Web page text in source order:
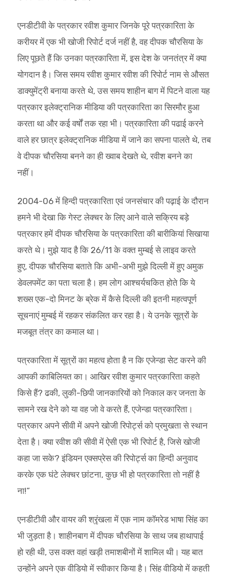
एनडीटीवी के पत्रकार रवीश कुमार जिनके पूरे पत्रकारिता के
करीयर में एक भी खोजी रिपोर्ट दर्ज नहीं है, वह दीपक चौरसिया के
लिए पूछते हैं कि उनका पत्रकारिता में, इस देश के जनतंत्र में क्या
योगदान है। जिस समय रवीश कुमार रवीश की रिपोर्ट नाम से औसत
डाक्युमेंट्री बनाया करते थे, उस समय शाहीन बाग में पिटने वाला यह
पत्रकार इलेक्ट्रानिक मीडिया की पत्रकारिता का सिरमौर हुआ
करता था और कई वर्षों तक रहा भी। पत्रकारिता की पढाई करने
वाले हर छात्र इलेक्ट्रानिक मीडिया में जाने का सपना पालते थे, तब
वे दीपक चौरसिया बनने का ही ख्वाब देखते थे, रवीश बनने का
नहीं।
2004-06 में हिन्दी पत्रकारिता एवं जनसंचार की पढ़ाई के दौरान
हमने भी देखा कि गेस्ट लेक्चर के लिए आने वाले सक्रिय बड़े
पत्रकार हमें दीपक चौरसिया के पत्रकारिता की बारीकियां सिखाया
करते थे। मुझे याद है कि 26/11 के वक्त मुम्बई से लाइव करते
हुए, दीपक चौरसिया बताते कि अभी-अभी मुझे दिल्ली में हुए अमुक
डेवलपमेंट का पता चला है। हम लोग आश्चर्यचकित होते कि ये
शख्स एक-दो मिनट के ब्रेक में कैसे दिल्ली की इतनी महत्वपूर्ण
सूचनाएं मुम्बई में रहकर संकलित कर रहा है। ये उनके सूत्रों के
मजबूत तंत्र का कमाल था।
पत्रकारिता में सूत्रों का महत्व होता है न कि एजेन्डा सेट करने की
आपकी काबिलियत का। आखिर रवीश कुमार पत्रकारिता कहते
किसे हैं? ढकी, लुकी-छिपी जानकारियों को निकाल कर जनता के
सामने रख देने को या वह जो वे करते हैं, एजेन्डा पत्रकारिता।
पत्रकार अपने सीवी में अपने खोजी रिपोर्ट्स को प्रमुखता से स्थान
देता है। क्या रवीश की सीवी में ऐसी एक भी रिपोर्ट है, जिसे खोजी
कहा जा सके? इंडियन एक्सप्रेस की रिपोर्ट्स का हिन्दी अनुवाद
करके एक घंटे लेक्चर छांटना, कुछ भी हो पत्रकारिता तो नहीं है
ना!”
एनडीटीवी और वायर की श्रृंखला में एक नाम कॉमरेड भाषा सिंह का
भी जुड़ता है। शाहीनबाग में दीपक चौरसिया के साथ जब हाथापाई
हो रही थी, उस वक्त वहां खड़ी तमाशबीनों में शामिल थी। यह बात
उन्होंने अपने एक वीडियो में स्वीकार किया है। सिंह वीडियो में कहती